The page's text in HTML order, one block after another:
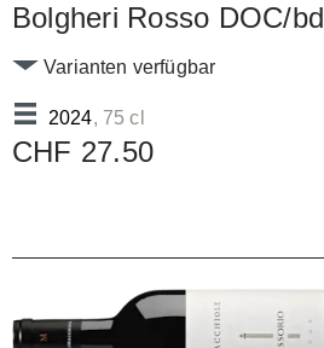
Bolgheri Rosso DOC/bd
2024, 75 cl
Varianten verfügbar
CHF 27.50